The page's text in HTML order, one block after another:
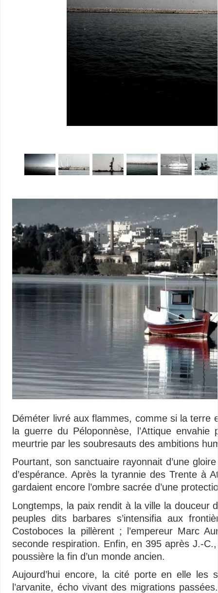
Déméter livré aux flammes, comme si la terre
la guerre du Péloponnèse, l’Attique
meurtrie par les soubresauts des ambitions
Pourtant, son sanctuaire rayonnait d’une
d’espérance. Après la tyrannie des Trente à
gardaient encore l’ombre sacrée d’une
Longtemps, la paix rendit à la ville la douceur
peuples dits barbares s’intensifia aux
Costoboces la pillèrent ; l’empereur Marc
seconde respiration. Enfin, en 395 après J.-
poussière la fin d’un monde ancien.
Aujourd’hui encore, la cité porte en elle
l’arvanite, écho vivant des migrations